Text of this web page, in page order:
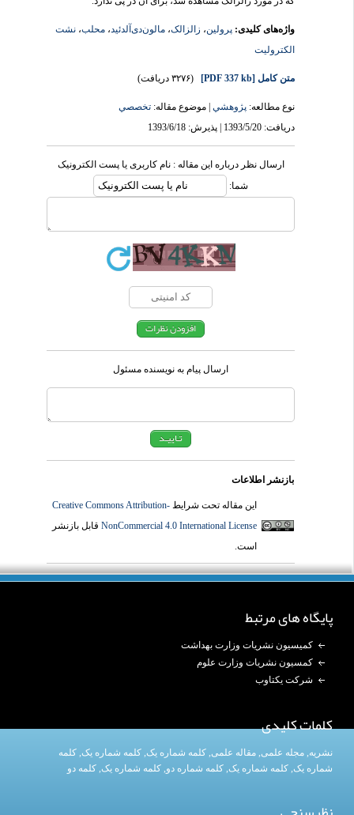
واژه‌های کلیدی:پرولین،زالزالک،مالون‌دی‌آلدئید،محلب،نشت
الکترولیت
متن کامل[PDF 337 kb] (۳۲۷۶ دریافت)
نوع مطالعه:پژوهشي| موضوع مقاله:تخصصي
دریافت: 1393/5/20 | پذیرش: 1393/6/18
ارسال نظر درباره این مقاله : نام کاربری یا پست الکترونیک
شما:
ارسال پیام به نویسنده مسئول
بازنشر اطلاعات
این مقاله تحت شرایطCreative Commons Attribution-
NonCommercial 4.0 International Licenseقابل بازنشر
است.
پایگاه های مرتبط
کمیسیون نشریات وزارت بهداشت
کمسیون نشریات وزارت علوم
شرکت یکتاوب
کلمات کلیدی
نشریه,مجله علمی,مقاله علمی,کلمه شماره یک, کلمه شماره یک,کلمه
شماره یک,کلمه شماره یک, کلمه شماره دو,کلمه شماره یک,کلمه دو